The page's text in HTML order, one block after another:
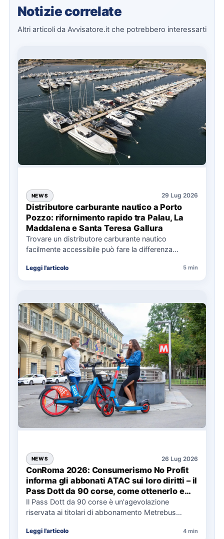
Notizie correlate
Altri articoli da Avvisatore.it che potrebbero interessarti
NEWS 29 Lug 2026
Distributore carburante nautico a Porto
Pozzo: rifornimento rapido tra Palau, La
Maddalena e Santa Teresa Gallura
Trovare un distributore carburante nautico
facilmente accessibile può fare la differenza
soprattutto…
Leggi l'articolo 5 min
NEWS 26 Lug 2026
ConRoma 2026: Consumerismo No Profit
informa gli abbonati ATAC sui loro diritti – il
Pass Dott da 90 corse, come ottenerlo e
cosa spetta in caso di disservizi
Il Pass Dott da 90 corse è un'agevolazione
riservata ai titolari di abbonamento Metrebus
Leggi l'articolo 4 min